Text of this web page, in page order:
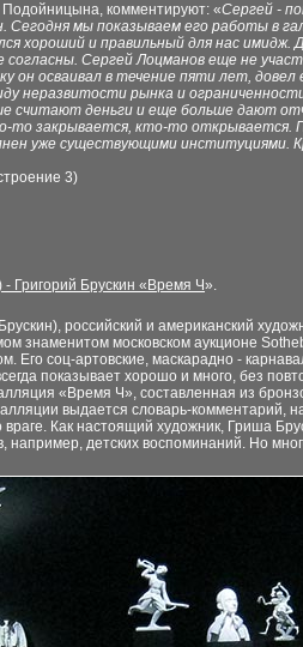
комментируют: «Сергей -
Сегодня мы показываем его работы в
хороший и правильный для нас
Сергей Лоцманов еще не
он осваивал в течение пяти лет,
неразвитости рынка и
считают деньги и еще больше дают
то закрывается, кто-то
уже существующими институциями.
3)
Григорий Брускин «Время Ч».
российский и американский
знаменитом московском аукционе
Его соц-артовские, маскарадно -
показывает хорошо и много, без
«Время Ч», составленная из
выдается словарь-
Как настоящий художник, Гриша
например, детских воспоминаний. Но